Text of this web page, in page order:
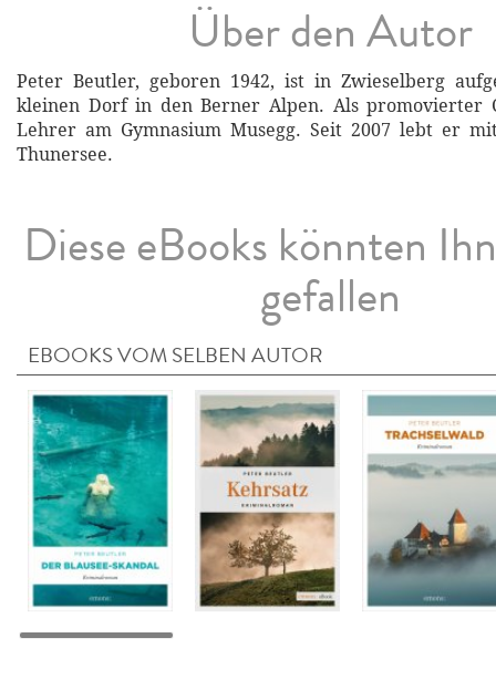
Über den Autor
Peter Beutler, geboren 1942, ist in Zwieselberg
kleinen Dorf in den Berner Alpen. Als promovierter
Lehrer am Gymnasium Musegg. Seit 2007 lebt er
Thunersee.
Diese eBooks könnten
gefallen
EBOOKS VOM SELBEN AUTOR